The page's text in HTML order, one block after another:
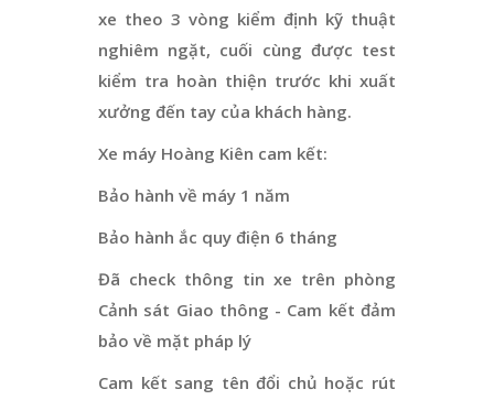
xe theo 3 vòng kiểm định kỹ thuật
nghiêm ngặt, cuối cùng được test
kiểm tra hoàn thiện trước khi xuất
xưởng đến tay của khách hàng.
Xe máy Hoàng Kiên cam kết:
Bảo hành về máy 1 năm
Bảo hành ắc quy điện 6 tháng
Đã check thông tin xe trên phòng
Cảnh sát Giao thông - Cam kết đảm
bảo về mặt pháp lý
Cam kết sang tên đổi chủ hoặc rút